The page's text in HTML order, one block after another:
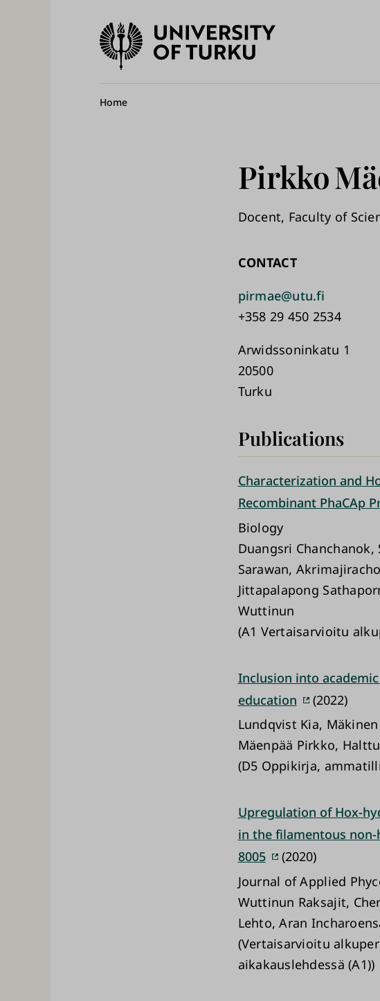
University
of
Turku
navigation
Breadcrumb
Home
Pirkko
Docent, Faculty of
CONTACT
pirmae@utu.fi
+358 29 450 2534
Arwidssoninkatu 1
20500
Turku
Publications
Characterization and
Recombinant PhaCAp
Biology
Duangsri
Sarawan,
Jittapalapong
Wuttinun
(A1 Vertaisarvioitu
Inclusion into
education
(2022)
Lundqvist Kia,
Mäenpää Pirkko,
(D5 Oppikirja,
Upregulation of Hox-
in the filamentous
8005
(2020)
Journal of Applied
Wuttinun Raksajit,
Lehto, Aran
(Vertaisarvioitu
aikakauslehdessä (A1))